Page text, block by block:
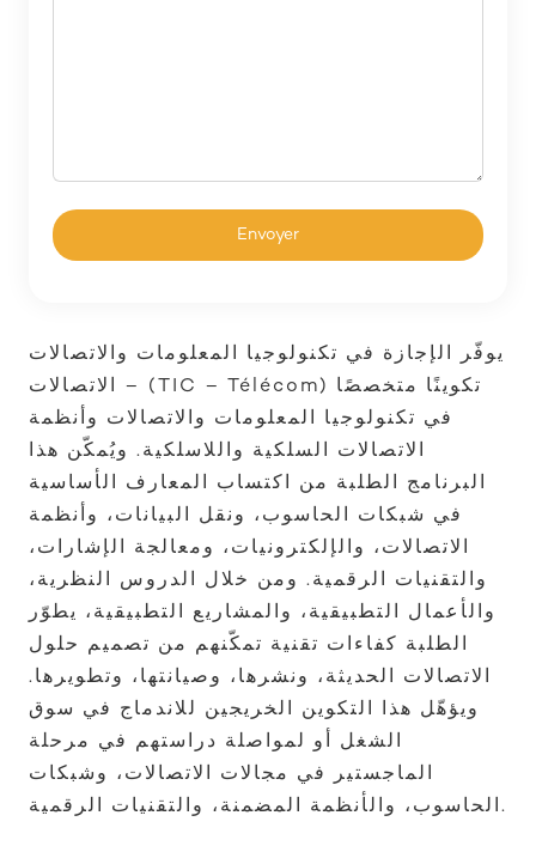
يوفّر الإجازة في تكنولوجيا المعلومات والاتصالات
– الاتصالات (TIC – Télécom) تكوينًا متخصصًا
في تكنولوجيا المعلومات والاتصالات وأنظمة
الاتصالات السلكية واللاسلكية. ويُمكّن هذا
البرنامج الطلبة من اكتساب المعارف الأساسية
في شبكات الحاسوب، ونقل البيانات، وأنظمة
الاتصالات، والإلكترونيات، ومعالجة الإشارات،
والتقنيات الرقمية. ومن خلال الدروس النظرية،
والأعمال التطبيقية، والمشاريع التطبيقية، يطوّر
الطلبة كفاءات تقنية تمكّنهم من تصميم حلول
الاتصالات الحديثة، ونشرها، وصيانتها، وتطويرها.
ويؤهّل هذا التكوين الخريجين للاندماج في سوق
الشغل أو لمواصلة دراستهم في مرحلة
الماجستير في مجالات الاتصالات، وشبكات
الحاسوب، والأنظمة المضمنة، والتقنيات الرقمية.